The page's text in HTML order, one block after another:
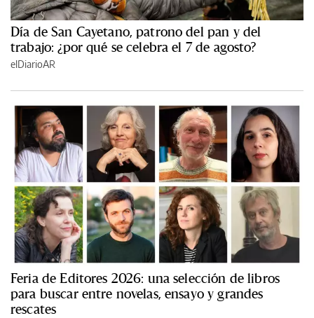
Día de San Cayetano, patrono del pan y del
trabajo: ¿por qué se celebra el 7 de agosto?
elDiarioAR
Feria de Editores 2026: una selección de libros
para buscar entre novelas, ensayo y grandes
rescates